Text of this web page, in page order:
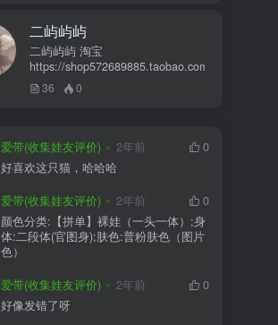
二屿屿屿
二屿屿屿 淘宝
https://shop572689885.taobao.com
36 0
爱带(收集娃友评价) 2年前
0
好喜欢这只猫，哈哈哈
爱带(收集娃友评价) 2年前
0
颜色分类:【拼单】裸娃（一头一体）;身
体:二段体(官图身);肤色:普粉肤色（图片
色）
爱带(收集娃友评价) 2年前
0
好像发错了呀